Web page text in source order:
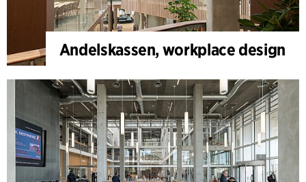
Andelskassen, workplace design